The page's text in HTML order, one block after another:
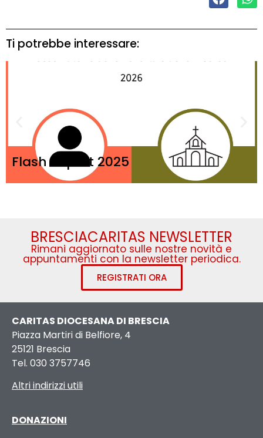
Ti potrebbe interessare:
Flash Report 2025
BRESCIACARITAS NEWSLETTER
Rimani aggiornato sulle nostre novità e
appuntamenti con la newsletter periodica.
REGISTRATI ORA
CARITAS DIOCESANA DI BRESCIA
Piazza Martiri di Belfiore, 4
25121 Brescia
Tel. 030 3757746
Altri indirizzi utili
DONAZIONI